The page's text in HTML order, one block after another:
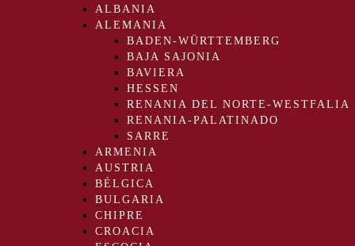
ALBANIA
ALEMANIA
BADEN-WÜRTTEMBERG
BAJA SAJONIA
BAVIERA
HESSEN
RENANIA DEL NORTE-WESTFALIA
RENANIA-PALATINADO
SARRE
ARMENIA
AUSTRIA
BÉLGICA
BULGARIA
CHIPRE
CROACIA